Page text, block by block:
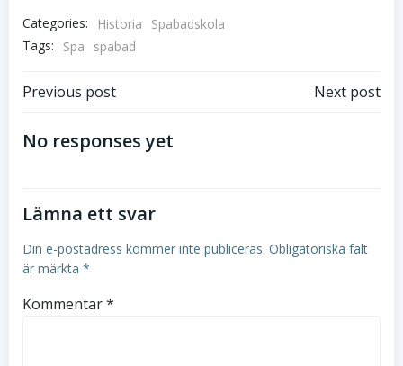
Categories: Historia
Spabadskola
Tags:
Spa spabad
Post
navigation
Previous post Next post
No responses yet
Lämna ett svar
Din e-postadress kommer inte publiceras. Obligatoriska fält
är märkta *
Kommentar*